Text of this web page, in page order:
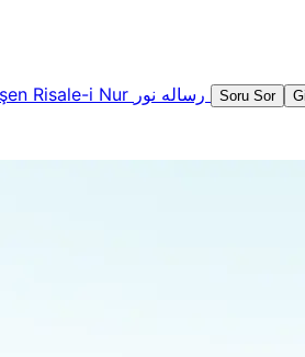
Risale-i Nur Soru Sor